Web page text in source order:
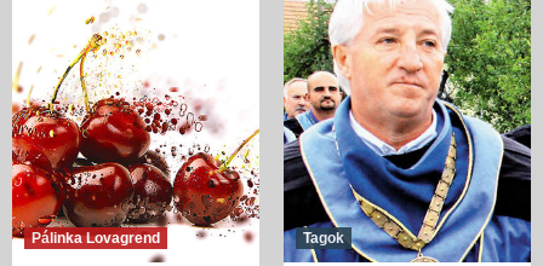
Pálinka Lovagrend Tagok